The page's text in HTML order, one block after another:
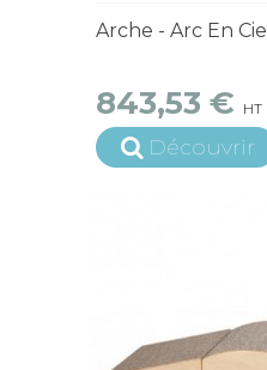
Arche - Arc En Ciel
843,53 € HT
Découvrir